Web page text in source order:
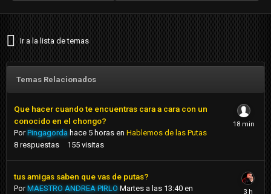
Ir a la lista de temas
Temas Relacionados
Que hacer cuando te encuentras cara a cara con un
conocido en el chongo?
PorPingagorda hace 5 horas en Hablemos de las Putas
8 respuestas 155 visitas
tus amigas saben que vas de putas?
PorMAESTRO ANDREA PIRLO Martes a las 13:40 en